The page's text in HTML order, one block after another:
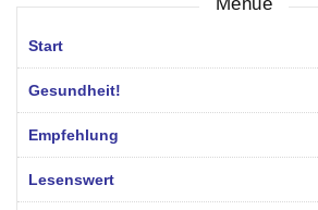
Start
Gesundheit!
Empfehlung
Lesenswert